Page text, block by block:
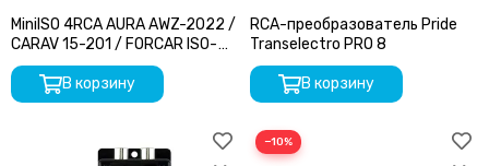
MiniISO 4RCA AURA AWZ-2022 /
CARAV 15-201 / FORCAR ISO-
003
В корзину
RCA-преобразователь Pride
Transelectro PRO 8
В корзину
−10%